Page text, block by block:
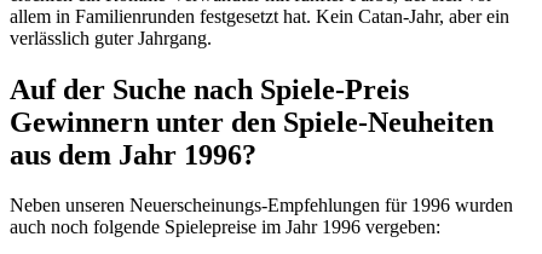
allem in Familienrunden festgesetzt hat. Kein Catan-Jahr, aber ein
verlässlich guter Jahrgang.
Auf der Suche nach Spiele-Preis
Gewinnern unter den Spiele-Neuheiten
aus dem Jahr 1996?
Neben unseren Neuerscheinungs-Empfehlungen für 1996 wurden
auch noch folgende Spielepreise im Jahr 1996 vergeben: